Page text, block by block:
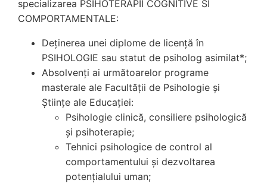
specializarea PSIHOTERAPII COGNITIVE SI
COMPORTAMENTALE:
Deținerea unei diplome de licență în
PSIHOLOGIE sau statut de psiholog asimilat*;
Absolvenți ai următoarelor programe
masterale ale Facultății de Psihologie și
Științe ale Educației:
Psihologie clinică, consiliere psihologică
și psihoterapie;
Tehnici psihologice de control al
comportamentului și dezvoltarea
potențialului uman;